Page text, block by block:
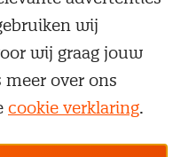
Onzealgemene
wij
wij graag jouw
over ons
cookie verklaring.